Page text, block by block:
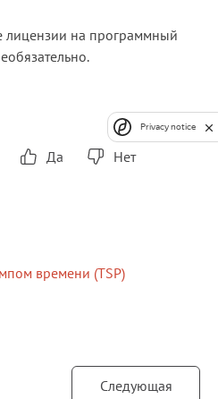
лицензии на программный
Да Нет
времени (TSP)
Следующая
Privacy notice